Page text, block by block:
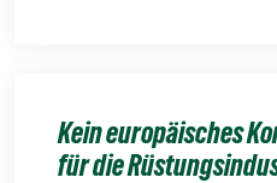
Kein europäisches
für die